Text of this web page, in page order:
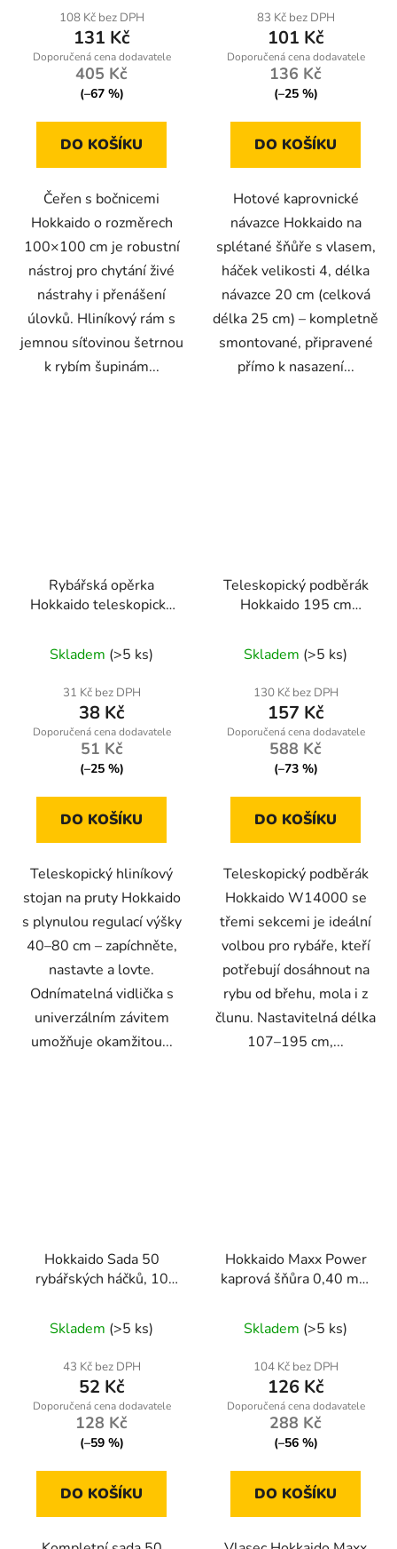
produktu
je
5,0
z
hvězdiček.
108 Kč bez DPH
131 Kč
405 Kč
(–67 %)
DO KOŠÍKU
Čeřen s bočnicemi
Hokkaido o rozměrech
100×100 cm je robustní
nástroj pro chytání živé
nástrahy i přenášení
úlovků. Hliníkový rám s
jemnou síťovinou šetrnou
k rybím šupinám...
83 Kč bez DPH
101 Kč
136 Kč
(–25 %)
DO KOŠÍKU
Hotové kaprovnické
návazce Hokkaido na
splétané šňůře s vlasem,
háček velikosti 4, délka
návazce 20 cm (celková
délka 25 cm) – kompletně
smontované, připravené
přímo k nasazení...
Rybářská opěrka
Hokkaido teleskopická
pruty s bite alarmem
Skladem (>5 ks)
31 Kč bez DPH
38 Kč
51 Kč
(–25 %)
DO KOŠÍKU
Teleskopický hliníkový
stojan na pruty Hokkaido
s plynulou regulací výšky
40–80 cm – zapíchněte,
nastavte a lovte.
Odnímatelná vidlička s
univerzálním závitem
umožňuje okamžitou...
Teleskopický podběrák
Hokkaido 195 cm
hodnocení
produktu
je
4,8
z
hvězdiček.
Skladem (>5 ks)
130 Kč bez DPH
157 Kč
588 Kč
(–73 %)
DO KOŠÍKU
Teleskopický podběrák
Hokkaido W14000 se
třemi sekcemi je ideální
volbou pro rybáře, kteří
potřebují dosáhnout na
rybu od břehu, mola i z
člunu. Nastavitelná délka
107–195 cm,...
Hokkaido Sada 50
rybářských háčků, 10
s očkem, v krabičce
Skladem (>5 ks)
43 Kč bez DPH
52 Kč
128 Kč
(–59 %)
DO KOŠÍKU
Hokkaido Maxx Power
kaprová šňůra 0,40 mm
hodnocení
produktu
je
5,0
z
hvězdiček.
Skladem (>5 ks)
104 Kč bez DPH
126 Kč
288 Kč
(–56 %)
DO KOŠÍKU